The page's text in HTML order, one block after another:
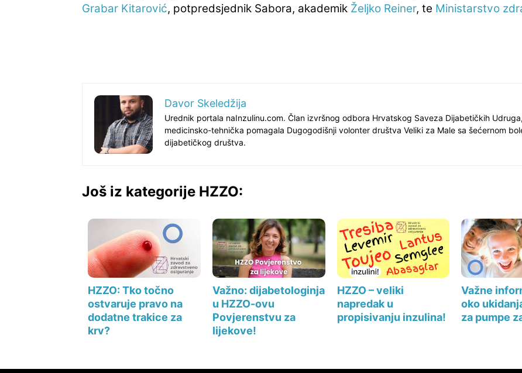
Grabar Kitarović, potpredsjednik Sabora, akademik Željko Reiner, te Ministarstvo
Davor Skeledžija
Urednik portala naInzulinu.com. Član izvršnog odbora Hrvatskog Saveza Dijabetičkih
medicinsko-tehnička pomagala Dugogodišnji volonter društva Veliki za Male sa šećernom
dijabetičkog društva.
Još iz kategorije HZZO:
HZZO: Tko točno
ostvaruje pravo na
dodatne trakice za
krv?
Važno: dijabetologinja
u HZZO-ovu
Povjerenstvu za
lijekove!
HZZO – veliki
napredak u
propisivanju inzulina!
Važne
oko
za pumpe